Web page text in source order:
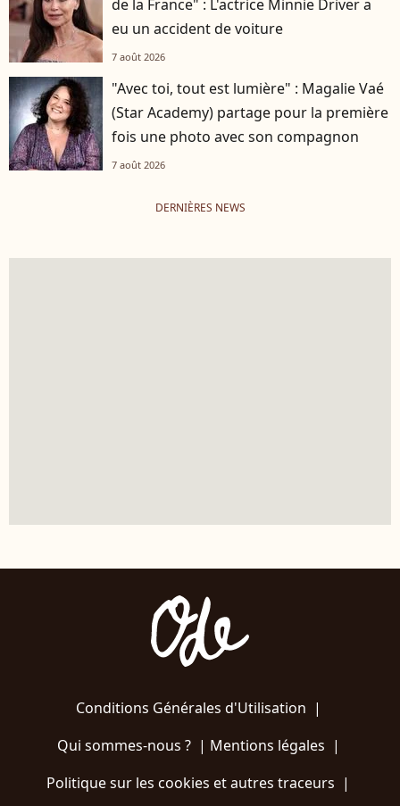
de la France" : L'actrice Minnie Driver a
eu un accident de voiture
7 août 2026
"Avec toi, tout est lumière" : Magalie Vaé
(Star Academy) partage pour la première
fois une photo avec son compagnon
7 août 2026
DERNIÈRES NEWS
Conditions Générales d'Utilisation |
Qui sommes-nous ?| Mentions légales |
Politique sur les cookies et autres traceurs |